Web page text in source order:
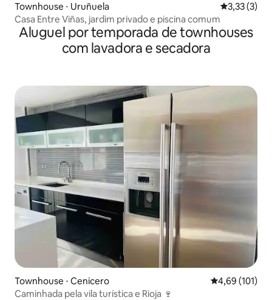
Townhouse ⋅ Uruñuela 3,33 de
3,33 (3)
Casa Entre Viñas, jardim privado e piscina comum
Aluguel por temporada de townhouses
com lavadora e secadora
Townhouse ⋅ Cenicero 4,69 de uma
4,69 (101)
Caminhada pela vila turística e Rioja 🍷